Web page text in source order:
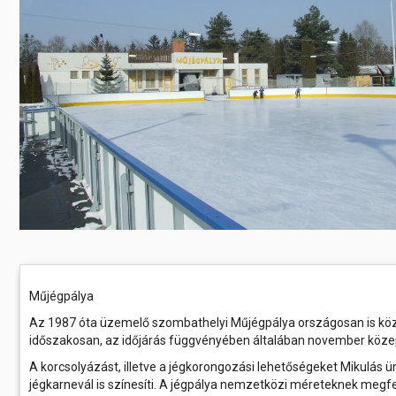
Gyerekeknek
Sport
Buli/Disco
Kiemelt rendezvények
Tábor
Ünnepek,
megemlékezések
Megyei kitekintő
most
Fák
Egyéb
Röplabda
Műjégpálya
Az 1987 óta üzemelő szombathelyi Műjégpálya országosan is
időszakosan, az időjárás függvényében általában november
A korcsolyázást, illetve a jégkorongozási lehetőségeket Mikulás
jégkarnevál is színesíti. A jégpálya nemzetközi méreteknek